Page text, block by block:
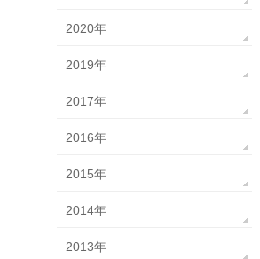
2020年
2019年
2017年
2016年
2015年
2014年
2013年